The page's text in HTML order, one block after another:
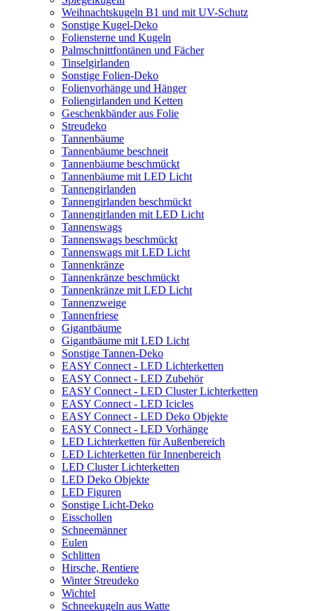
Weihnachtskugeln B1 und mit UV-Schutz
Sonstige Kugel-Deko
Foliensterne und Kugeln
Palmschnittfontänen und Fächer
Tinselgirlanden
Sonstige Folien-Deko
Folienvorhänge und Hänger
Foliengirlanden und Ketten
Geschenkbänder aus Folie
Streudeko
Tannenbäume
Tannenbäume beschneit
Tannenbäume beschmückt
Tannenbäume mit LED Licht
Tannengirlanden
Tannengirlanden beschmückt
Tannengirlanden mit LED Licht
Tannenswags
Tannenswags beschmückt
Tannenswags mit LED Licht
Tannenkränze
Tannenkränze beschmückt
Tannenkränze mit LED Licht
Tannenzweige
Tannenfriese
Gigantbäume
Gigantbäume mit LED Licht
Sonstige Tannen-Deko
EASY Connect - LED Lichterketten
EASY Connect - LED Zubehör
EASY Connect - LED Cluster Lichterketten
EASY Connect - LED Icicles
EASY Connect - LED Deko Objekte
EASY Connect - LED Vorhänge
LED Lichterketten für Außenbereich
LED Lichterketten für Innenbereich
LED Cluster Lichterketten
LED Deko Objekte
LED Figuren
Sonstige Licht-Deko
Eisschollen
Schneemänner
Eulen
Schlitten
Hirsche, Rentiere
Winter Streudeko
Wichtel
Schneekugeln aus Watte